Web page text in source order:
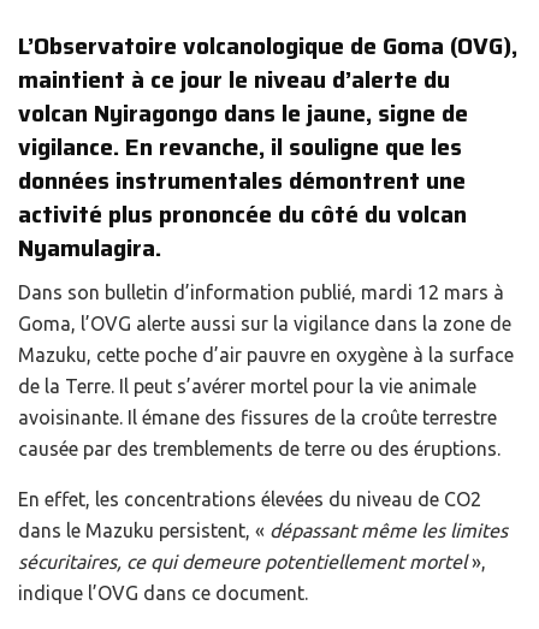
L’Observatoire volcanologique de Goma (OVG),
maintient à ce jour le niveau d’alerte du
volcan Nyiragongo dans le jaune, signe de
vigilance. En revanche, il souligne que les
données instrumentales démontrent une
activité plus prononcée du côté du volcan
Nyamulagira.
Dans son bulletin d’information publié, mardi 12 mars à
Goma, l’OVG alerte aussi sur la vigilance dans la zone de
Mazuku, cette poche d’air pauvre en oxygène à la surface
de la Terre. Il peut s’avérer mortel pour la vie animale
avoisinante. Il émane des fissures de la croûte terrestre
causée par des tremblements de terre ou des éruptions.
En effet, les concentrations élevées du niveau de CO2
dans le Mazuku persistent, « dépassant même les limites
sécuritaires, ce qui demeure potentiellement mortel»,
indique l’OVG dans ce document.